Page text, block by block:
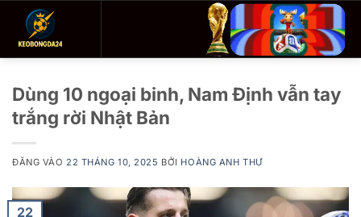
Dùng 10 ngoại binh, Nam Định vẫn tay
trắng rời Nhật Bản
ĐĂNG VÀO22 THÁNG 10, 2025 BỞI HOÀNG ANH THƯ
22